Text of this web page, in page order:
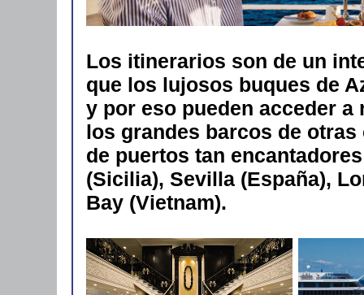
Los itinerarios son de un
que los lujosos buques de
y por eso pueden acceder
los grandes barcos de
de puertos tan
(Sicilia), Sevilla (España),
Bay (Vietnam).